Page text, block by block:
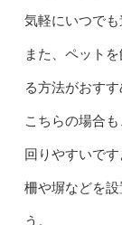
気軽にいつでも
また、ペット
る方法がおすす
こちらの場合
回りやすいです
柵や塀などを
う。